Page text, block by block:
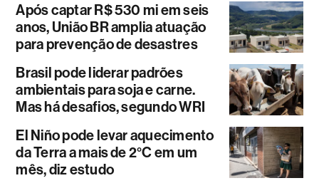
Após captar R$ 530 mi em seis
anos, União BR amplia atuação
para prevenção de desastres
Brasil pode liderar padrões
ambientais para soja e carne.
Mas há desafios, segundo WRI
El Niño pode levar aquecimento
da Terra a mais de 2°C em um
mês, diz estudo